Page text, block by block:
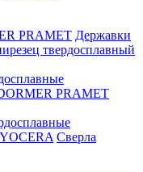
PRAMET Державки
твердосплавный
PRAMET
Сверла